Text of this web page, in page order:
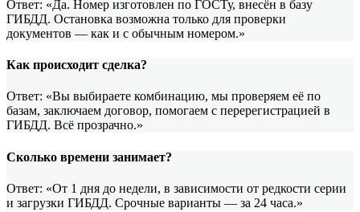
Ответ: «Да. Номер изготовлен по ГОСТу, внесён в базу
ГИБДД. Остановка возможна только для проверки
документов — как и с обычным номером.»
Как происходит сделка?
Ответ: «Вы выбираете комбинацию, мы проверяем её по
базам, заключаем договор, помогаем с перерегистрацией в
ГИБДД. Всё прозрачно.»
Сколько времени занимает?
Ответ: «От 1 дня до недели, в зависимости от редкости серии
и загрузки ГИБДД. Срочные варианты — за 24 часа.»